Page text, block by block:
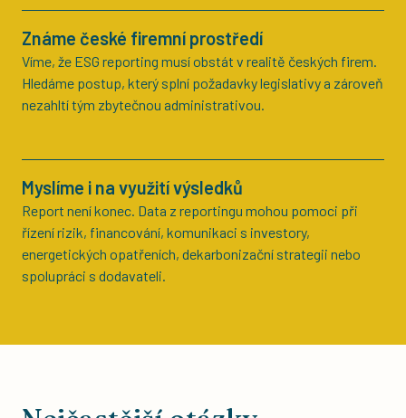
Známe české firemní prostředí
Víme, že ESG reporting musí obstát v realitě českých firem.
Hledáme postup, který splní požadavky legislativy a zároveň
nezahltí tým zbytečnou administrativou.
Myslíme i na využití výsledků
Report není konec. Data z reportingu mohou pomoci při
řízení rizik, financování, komunikaci s investory,
energetických opatřeních, dekarbonizační strategii nebo
spolupráci s dodavateli.